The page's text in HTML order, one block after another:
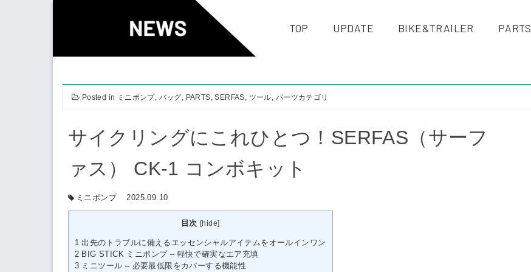
TOP UPDATE BIKE&TRAILER PARTS
Posted in ミニポンプ, バッグ, PARTS,SERFAS, ツール, パーツカテゴリ
サイクリングにこれひとつ！SERFAS（サーフ
ァス） CK-1 コンボキット
ミニポンプ 2025.09.10
目次 [hide]
1 出先のトラブルに備えるエッセンシャルアイテムをオールインワン
2 BIG STICK ミニポンプ – 軽快で確実なエア充填
3 ミニツール – 必要最低限をカバーする機能性